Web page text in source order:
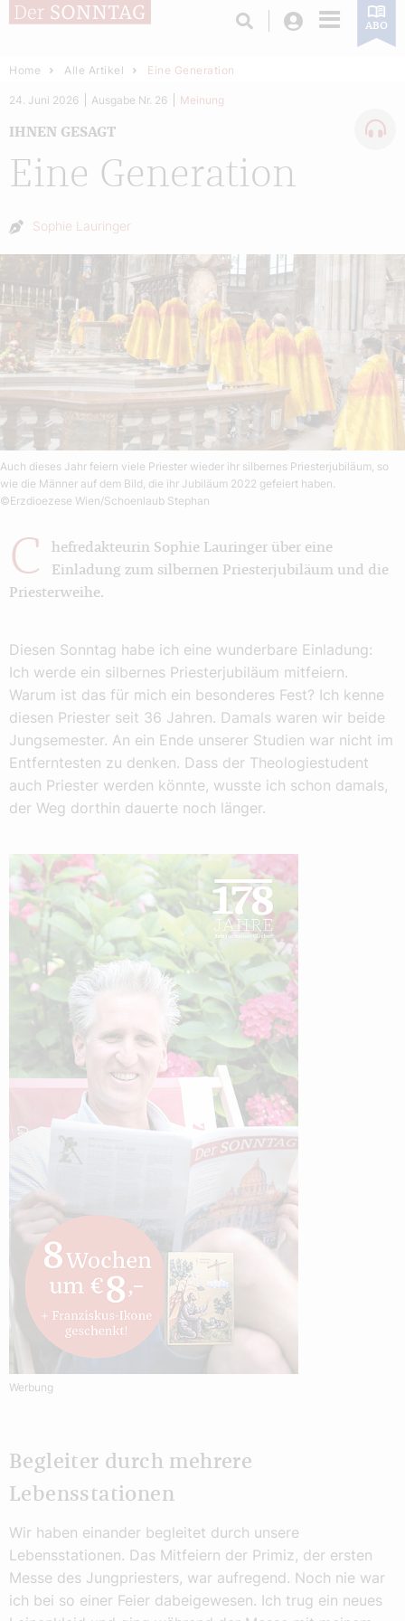
Login ABO
Home Alle Artikel Eine Generation
Eine Generation
IHNEN GESAGT
24. Juni 2026 Ausgabe Nr. 26 Meinung
Autor:
Sophie Lauringer
Auch dieses Jahr feiern viele Priester wieder ihr silbernes Priesterjubiläum, so
wie die Männer auf dem Bild, die ihr Jubiläum 2022 gefeiert haben.
©Erzdioezese Wien/Schoenlaub Stephan
C
hefredakteurin Sophie Lauringer über eine
Einladung zum silbernen Priesterjubiläum und die
Priesterweihe.
Diesen Sonntag habe ich eine wunderbare Einladung:
Ich werde ein silbernes Priesterjubiläum mitfeiern.
Warum ist das für mich ein besonderes Fest? Ich kenne
diesen Priester seit 36 Jahren. Damals waren wir beide
Jungsemester. An ein Ende unserer Studien war nicht im
Entferntesten zu denken. Dass der Theologiestudent
auch Priester werden könnte, wusste ich schon damals,
der Weg dorthin dauerte noch länger.
Werbung
Begleiter durch mehrere
Lebensstationen
Wir haben einander begleitet durch unsere
Lebensstationen. Das Mitfeiern der Primiz, der ersten
Messe des Jungpriesters, war aufregend. Noch nie war
ich bei so einer Feier dabeigewesen. Ich trug ein neues